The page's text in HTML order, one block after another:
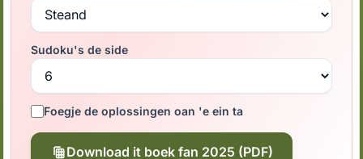
Sudoku's de side
Foegje de oplossingen oan 'e ein ta
Download it boek fan 2025 (PDF)